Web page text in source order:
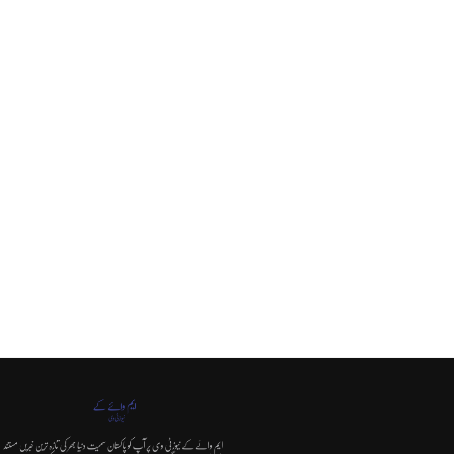
ایم وائے کے نیوزٹی وی پر آپ کو پاکستان سمیت دنیا بھر کی تازہ ترین خبریں مستند